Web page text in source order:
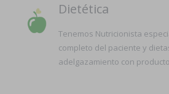
Dietética
Tenemos Nutricionista
completo del paciente y
adelgazamiento con